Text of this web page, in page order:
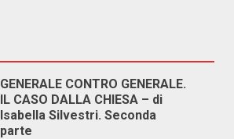
GENERALE CONTRO GENERALE.
IL CASO DALLA CHIESA – di
Isabella Silvestri. Seconda
parte